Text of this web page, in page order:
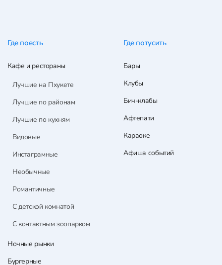
Где поесть
Кафе и рестораны
Лучшие на Пхукете
Лучшие по районам
Лучшие по кухням
Видовые
Инстаграмные
Необычные
Романтичные
С детской комнатой
С контактным зоопарком
Ночные рынки
Бургерные
Где потусить
Бары
Клубы
Бич-клабы
Афтепати
Караоке
Афиша событий